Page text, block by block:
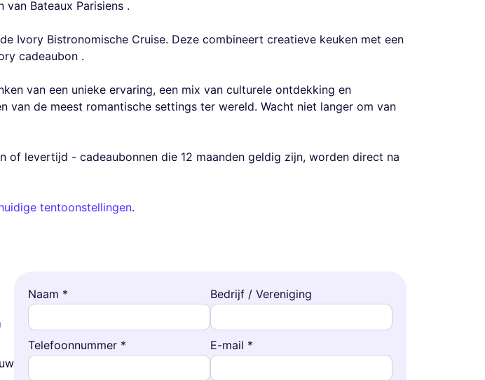
Bateaux Parisiens .
Ivory Bistronomische Cruise. Deze combineert creatieve keuken met een
cadeaubon .
van een unieke ervaring, een mix van culturele ontdekking en
van de meest romantische settings ter wereld. Wacht niet langer om van
levertijd - cadeaubonnen die 12 maanden geldig zijn, worden direct na
tentoonstellingen.
Naam * Bedrijf / Vereniging
Telefoonnummer * E-mail *